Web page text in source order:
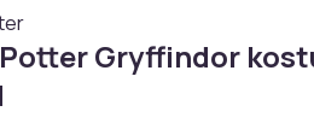
Gryffindor